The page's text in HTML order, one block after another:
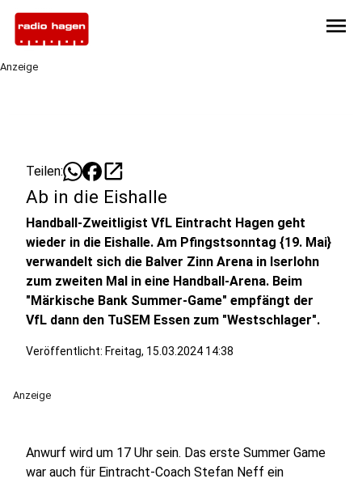
menu
Anzeige
Teilen: open_in_new
Ab in die Eishalle
Handball-Zweitligist VfL Eintracht Hagen geht
wieder in die Eishalle. Am Pfingstsonntag {19. Mai}
verwandelt sich die Balver Zinn Arena in Iserlohn
zum zweiten Mal in eine Handball-Arena. Beim
"Märkische Bank Summer-Game" empfängt der
VfL dann den TuSEM Essen zum "Westschlager".
Veröffentlicht: Freitag, 15.03.2024 14:38
Anzeige
Anwurf wird um 17 Uhr sein. Das erste Summer Game
war auch für Eintracht-Coach Stefan Neff ein